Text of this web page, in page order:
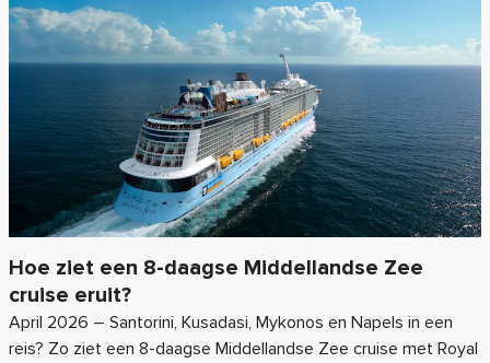
Hoe ziet een 8-daagse Middellandse Zee
cruise eruit?
April 2026 – Santorini, Kusadasi, Mykonos en Napels in een
reis? Zo ziet een 8-daagse Middellandse Zee cruise met Royal